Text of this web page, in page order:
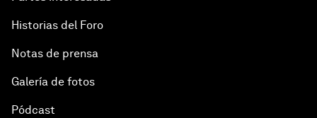
Historias del Foro
Notas de prensa
Galería de fotos
Pódcast